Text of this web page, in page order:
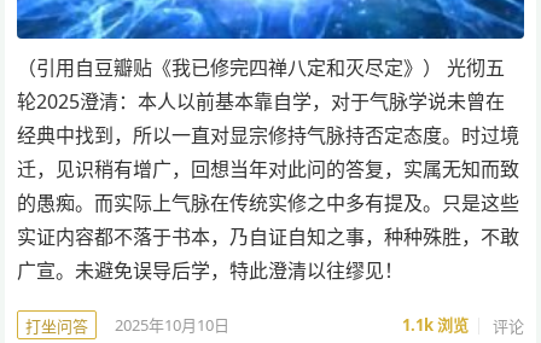
（引用自豆瓣贴《我已修完四禅八定和灭尽定》） 光彻五
轮2025澄清：本人以前基本靠自学，对于气脉学说未曾在
经典中找到，所以一直对显宗修持气脉持否定态度。时过境
迁，见识稍有增广，回想当年对此问的答复，实属无知而致
的愚痴。而实际上气脉在传统实修之中多有提及。只是这些
实证内容都不落于书本，乃自证自知之事，种种殊胜，不敢
广宣。未避免误导后学，特此澄清以往缪见！
打坐问答 2025年10月10日 1.1k浏览 评论